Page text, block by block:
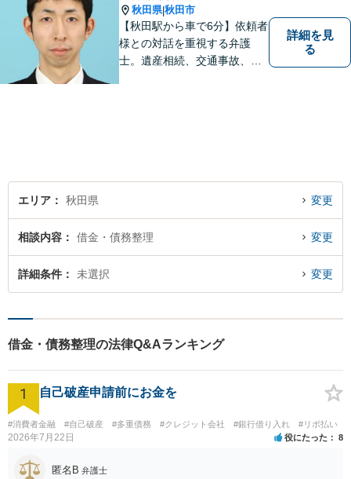
秋田県|秋田市
【秋田駅から車で6分】依頼者
様との対話を重視する弁護
士。遺産相続、交通事故、離
詳細を見
る
エリア 秋田県 変更
相談内容 借金・債務整理 変更
詳細条件 未選択 変更
借金・債務整理の法律Q&Aランキング
1 自己破産申請前にお金を
#消費者金融 #自己破産 #多重債務 #クレジット会社 #銀行借り入れ #リボ払い
2026年7月22日 役にたった 8
匿名B 弁護士